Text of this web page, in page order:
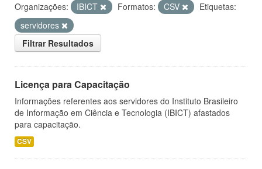
Organizações: IBICT Formatos: CSV
Etiquetas:
servidores
Filtrar Resultados
Licença para Capacitação
Informações referentes aos servidores do Instituto Brasileiro
de Informação em Ciência e Tecnologia (IBICT) afastados
para capacitação.
CSV